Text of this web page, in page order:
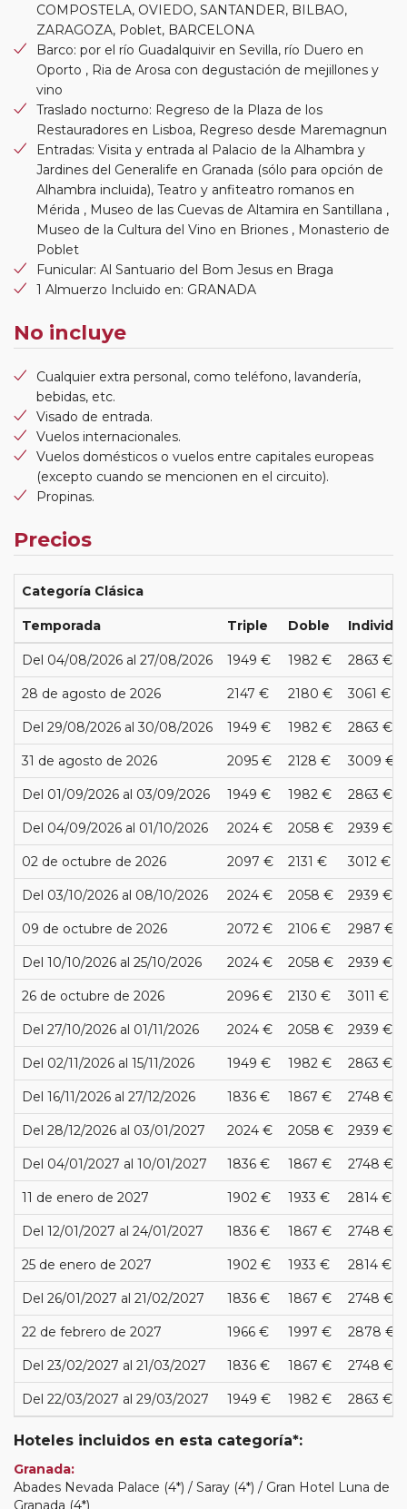
COMPOSTELA, OVIEDO, SANTANDER, BILBAO,
ZARAGOZA, Poblet, BARCELONA
Barco: por el río Guadalquivir en Sevilla, río Duero en
Oporto , Ria de Arosa con degustación de mejillones y
vino
Traslado nocturno: Regreso de la Plaza de los
Restauradores en Lisboa, Regreso desde Maremagnun
Entradas: Visita y entrada al Palacio de la Alhambra y
Jardines del Generalife en Granada (sólo para opción de
Alhambra incluida), Teatro y anfiteatro romanos en
Mérida , Museo de las Cuevas de Altamira en Santillana ,
Museo de la Cultura del Vino en Briones , Monasterio de
Poblet
Funicular: Al Santuario del Bom Jesus en Braga
1 Almuerzo Incluido en: GRANADA
No incluye
Cualquier extra personal, como teléfono, lavandería,
bebidas, etc.
Visado de entrada.
Vuelos internacionales.
Vuelos domésticos o vuelos entre capitales europeas
(excepto cuando se mencionen en el circuito).
Propinas.
Precios
Categoría Clásica
Temporada Triple Doble
Del 04/08/2026 al 27/08/2026 1949 € 1982 € 2863 €
28 de agosto de 2026 2147 € 2180 € 3061 €
Del 29/08/2026 al 30/08/2026 1949 € 1982 € 2863 €
31 de agosto de 2026 2095 € 2128 € 3009 €
Del 01/09/2026 al 03/09/2026 1949 € 1982 € 2863 €
Del 04/09/2026 al 01/10/2026 2024 € 2058 € 2939 €
02 de octubre de 2026 2097 € 2131 € 3012 €
Del 03/10/2026 al 08/10/2026 2024 € 2058 € 2939 €
09 de octubre de 2026 2072 € 2106 € 2987 €
Del 10/10/2026 al 25/10/2026 2024 € 2058 € 2939 €
26 de octubre de 2026 2096 € 2130 € 3011 €
Del 27/10/2026 al 01/11/2026 2024 € 2058 € 2939 €
Del 02/11/2026 al 15/11/2026 1949 € 1982 € 2863 €
Del 16/11/2026 al 27/12/2026 1836 € 1867 € 2748 €
Del 28/12/2026 al 03/01/2027 2024 € 2058 € 2939 €
Del 04/01/2027 al 10/01/2027 1836 € 1867 € 2748 €
11 de enero de 2027 1902 € 1933 € 2814 €
Del 12/01/2027 al 24/01/2027 1836 € 1867 € 2748 €
25 de enero de 2027 1902 € 1933 € 2814 €
Del 26/01/2027 al 21/02/2027 1836 € 1867 € 2748 €
22 de febrero de 2027 1966 € 1997 € 2878 €
Del 23/02/2027 al 21/03/2027 1836 € 1867 € 2748 €
Del 22/03/2027 al 29/03/2027 1949 € 1982 € 2863 €
Hoteles incluidos en esta categoría*:
Granada:
Abades Nevada Palace (4*) / Saray (4*) / Gran Hotel Luna de
Granada (4*)